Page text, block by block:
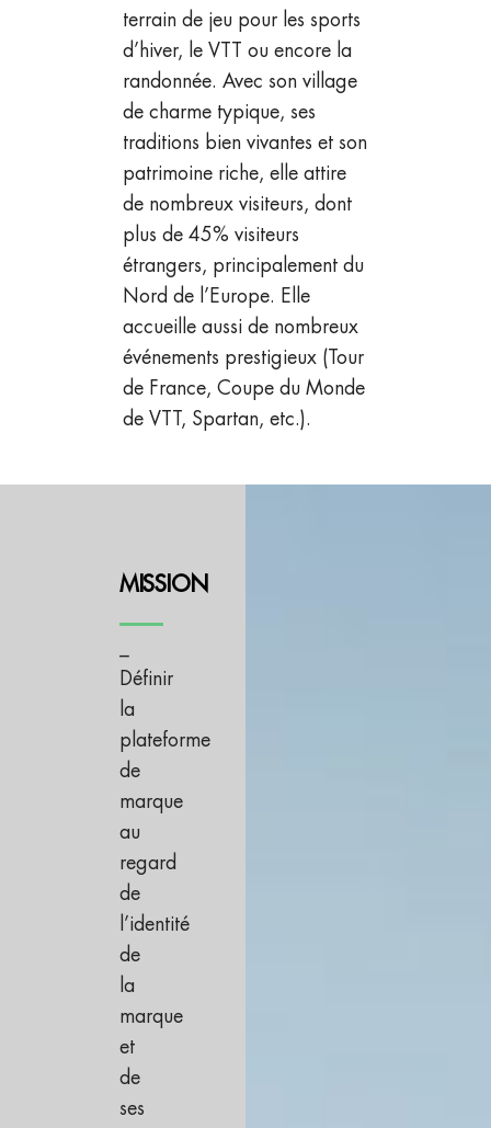
terrain de jeu pour les sports
d’hiver, le VTT ou encore la
randonnée. Avec son village
de charme typique, ses
traditions bien vivantes et son
patrimoine riche, elle attire
de nombreux visiteurs, dont
plus de 45% visiteurs
étrangers, principalement du
Nord de l’Europe. Elle
accueille aussi de nombreux
événements prestigieux (Tour
de France, Coupe du Monde
de VTT, Spartan, etc.).
MISSION
Définir
la
plateforme
de
marque
au
regard
de
l’identité
de
la
marque
et
de
ses